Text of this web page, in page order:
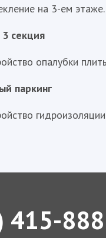
на 3-ем этаже.
секция
опалубки
паркинг
415-888